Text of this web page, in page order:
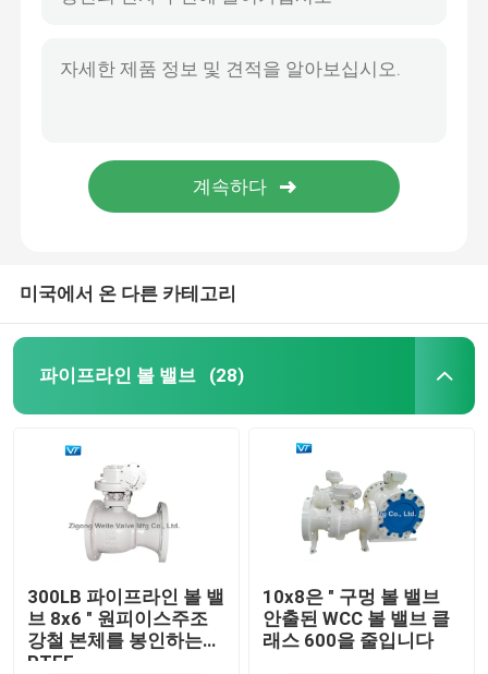
미국에서 온 다른 카테고리
파이프라인 볼 밸브 (28)
300LB 파이프라인 볼 밸
브 8x6 " 원피이스주조
강철 본체를 봉인하는
PTFE
10x8은 " 구멍 볼 밸브
안출된 WCC 볼 밸브 클
래스 600을 줄입니다